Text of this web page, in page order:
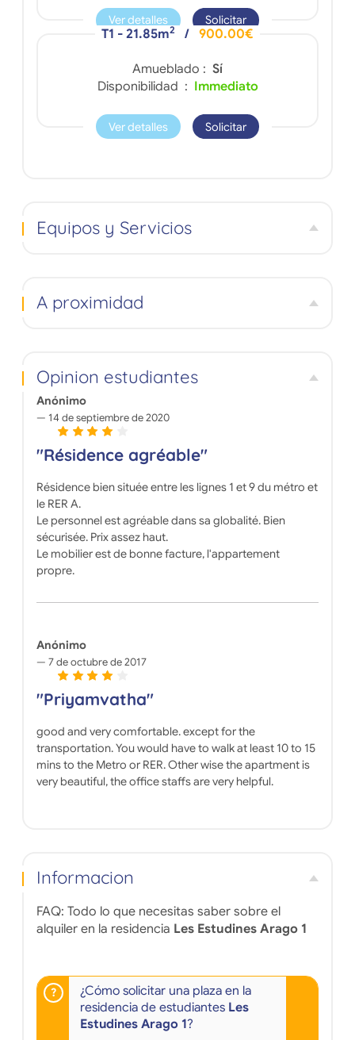
Ver detalles Solicitar
T1 - 21.85m2 / 900.00€
Amueblado : Sí
Disponibilidad : Immediato
Ver detalles Solicitar
Equipos y Servicios
A proximidad
Opinion estudiantes
Anónimo
14 de septiembre de 2020
"Résidence agréable"
Résidence bien située entre les lignes 1 et 9 du métro et
le RER A.
Le personnel est agréable dans sa globalité. Bien
sécurisée. Prix assez haut.
Le mobilier est de bonne facture, l'appartement
propre.
Anónimo
7 de octubre de 2017
"Priyamvatha"
good and very comfortable. except for the
transportation. You would have to walk at least 10 to 15
mins to the Metro or RER. Other wise the apartment is
very beautiful, the office staffs are very helpful.
Informacion
FAQ: Todo lo que necesitas saber sobre el
alquiler en la residencia Les Estudines Arago 1
¿Cómo solicitar una plaza en la
residencia de estudiantes Les
Estudines Arago 1?